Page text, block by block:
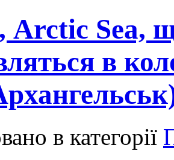
Arctic Sea,
в
в категорії